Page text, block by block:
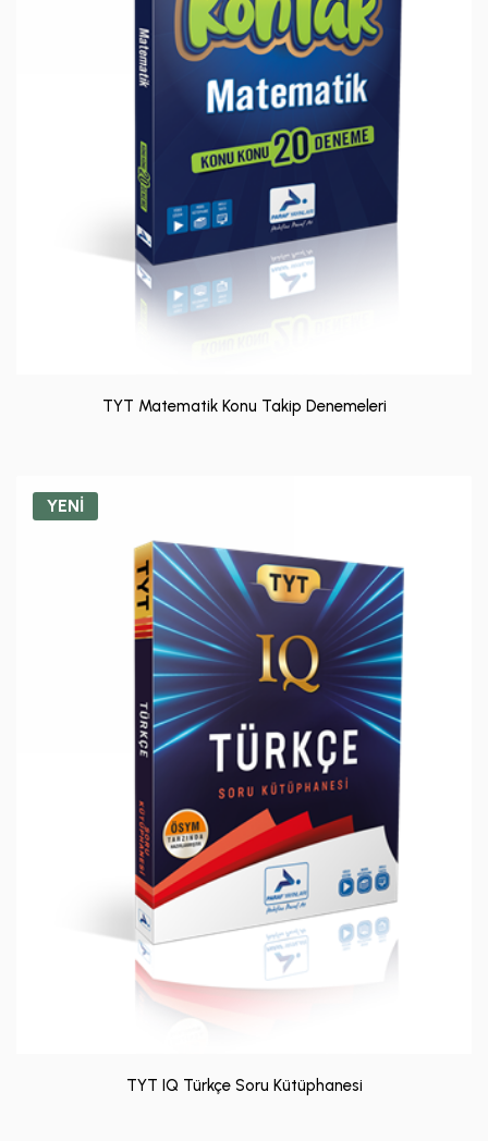
TYT Matematik Konu Takip Denemeleri
YENİ
TYT IQ Türkçe Soru Kütüphanesi